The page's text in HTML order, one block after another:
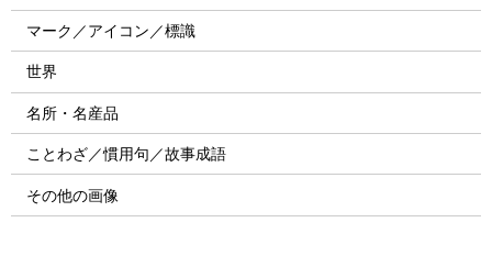
マーク／アイコン／標識
世界
名所・名産品
ことわざ／慣用句／故事成語
その他の画像